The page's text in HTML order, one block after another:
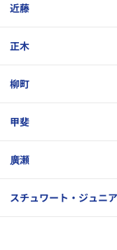
近藤
正木
柳町
甲斐
廣瀬
スチュワート・ジュニア